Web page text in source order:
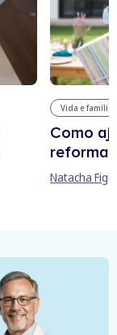
Vida e família
Como
reforma
Natacha